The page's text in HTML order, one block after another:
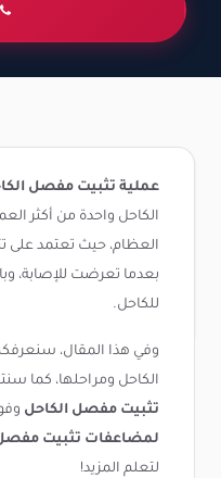
عملية تثبيت مفصل
الكاحل واحدة من أكثر
العظام، حيث تعتمد على
بعدما تعرضت للإصابة،
للكاحل.
وفي هذا المقال،
الكاحل ومراحلها، كما
تثبيت مفصل الكاحل
لمضاعفات تثبيت
لتعلم المزيد!